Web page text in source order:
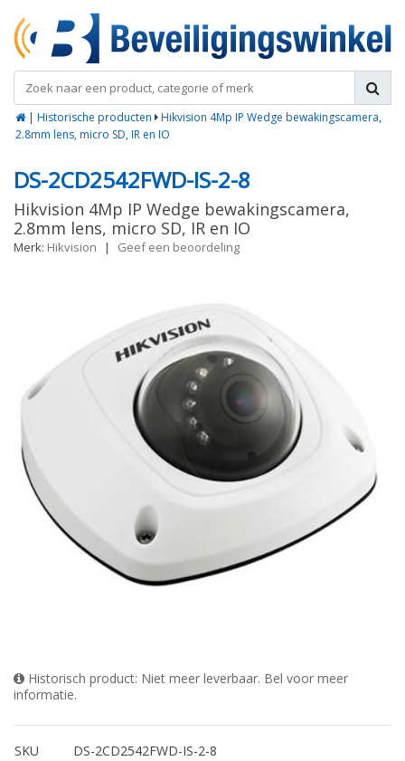
| Historische producten
Hikvision 4Mp IP Wedge bewakingscamera,
2.8mm lens, micro SD, IR en IO
DS-2CD2542FWD-IS-2-8
Hikvision 4Mp IP Wedge bewakingscamera,
2.8mm lens, micro SD, IR en IO
Merk: Hikvision | Geef een beoordeling
Historisch product: Niet meer leverbaar. Bel voor meer
informatie.
SKU
DS-2CD2542FWD-IS-2-8